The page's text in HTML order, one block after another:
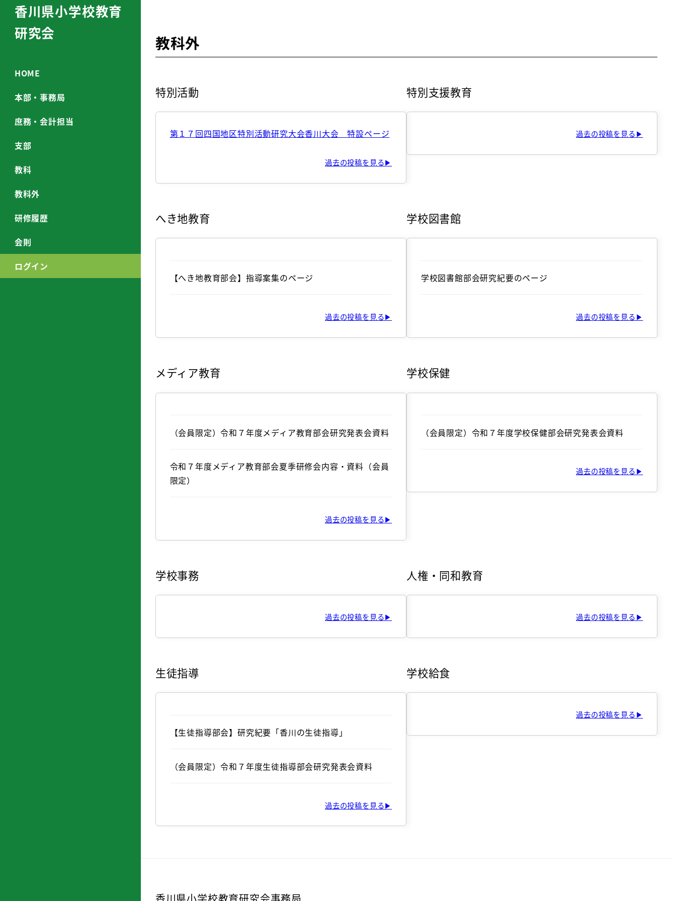
香川県小学校教育
研究会
HOME
本部・事務局
庶務・会計担当
支部
教科
教科外
研修履歴
会則
ログイン
教科外
特別活動
第１７回四国地区特別活動研究大会香川大会 特設ページ
過去の投稿を見る▶
特別支援教育
過去の投稿を見る▶
へき地教育
【へき地教育部会】指導案集のページ
過去の投稿を見る▶
学校図書館
学校図書館部会研究紀要のページ
過去の投稿を見る▶
メディア教育
（会員限定）令和７年度メディア教育部会研究発表会資料
令和７年度メディア教育部会夏季研修会内容・資料（会員
限定）
過去の投稿を見る▶
学校保健
（会員限定）令和７年度学校保健部会研究発表会資料
過去の投稿を見る▶
学校事務
過去の投稿を見る▶
人権・同和教育
過去の投稿を見る▶
生徒指導
【生徒指導部会】研究紀要「香川の生徒指導」
（会員限定）令和７年度生徒指導部会研究発表会資料
過去の投稿を見る▶
学校給食
過去の投稿を見る▶